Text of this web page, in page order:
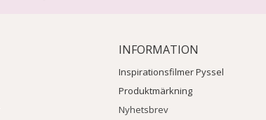
INFORMATION
Inspirationsfilmer Pyssel
Produktmärkning
Nyhetsbrev